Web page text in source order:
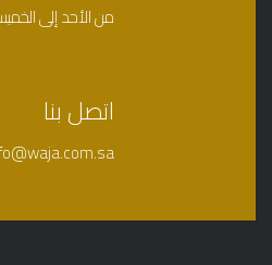
من الأحد إلى
اتصل بنا